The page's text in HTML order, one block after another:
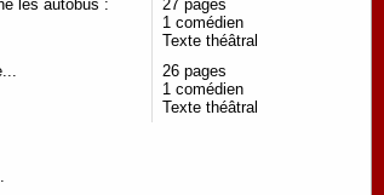
les autobus :
27 pages
1 comédien
Texte théâtral
26 pages
1 comédien
Texte théâtral